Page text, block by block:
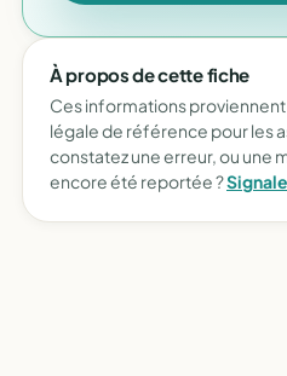
À propos de cette fiche
Ces informations
légale de référence pour les
constatez une erreur, ou une
encore été reportée ?